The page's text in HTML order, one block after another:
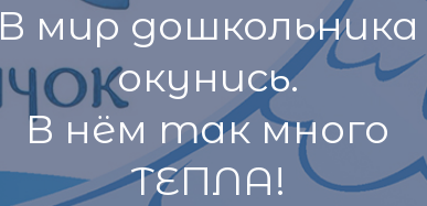
В мир дошкольника
окунись.
В нём так много
ТЕПЛА!